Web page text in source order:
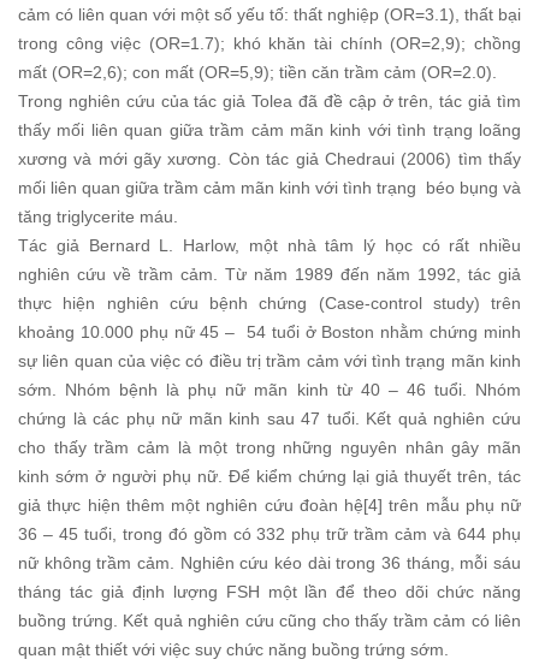
cảm có liên quan với một số yếu tố: thất nghiệp (OR=3.1), thất bại
trong công việc (OR=1.7); khó khăn tài chính (OR=2,9); chồng
mất (OR=2,6); con mất (OR=5,9); tiền căn trầm cảm (OR=2.0).
Trong nghiên cứu của tác giả Tolea đã đề cập ở trên, tác giả tìm
thấy mối liên quan giữa trầm cảm mãn kinh với tình trạng loãng
xương và mới gãy xương. Còn tác giả Chedraui (2006) tìm thấy
mối liên quan giữa trầm cảm mãn kinh với tình trạng béo bụng và
tăng triglycerite máu.
Tác giả Bernard L. Harlow, một nhà tâm lý học có rất nhiều
nghiên cứu về trầm cảm. Từ năm 1989 đến năm 1992, tác giả
thực hiện nghiên cứu bệnh chứng (Case-control study) trên
khoảng 10.000 phụ nữ 45 – 54 tuổi ở Boston nhằm chứng minh
sự liên quan của việc có điều trị trầm cảm với tình trạng mãn kinh
sớm. Nhóm bệnh là phụ nữ mãn kinh từ 40 – 46 tuổi. Nhóm
chứng là các phụ nữ mãn kinh sau 47 tuổi. Kết quả nghiên cứu
cho thấy trầm cảm là một trong những nguyên nhân gây mãn
kinh sớm ở người phụ nữ. Để kiểm chứng lại giả thuyết trên, tác
giả thực hiện thêm một nghiên cứu đoàn hệ[4] trên mẫu phụ nữ
36 – 45 tuổi, trong đó gồm có 332 phụ trữ trầm cảm và 644 phụ
nữ không trầm cảm. Nghiên cứu kéo dài trong 36 tháng, mỗi sáu
tháng tác giả định lượng FSH một lần để theo dõi chức năng
buồng trứng. Kết quả nghiên cứu cũng cho thấy trầm cảm có liên
quan mật thiết với việc suy chức năng buồng trứng sớm.